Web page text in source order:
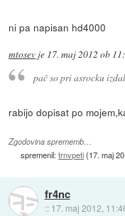
ni pa napisan hd4000
mtosev je 17. maj 2012 ob
pač so pri asrocku
rabijo dopisat po
Zgodovina sprememb…
spremenil:trnvpeti(17. maj
fr4nc
:: 17. maj 2012,